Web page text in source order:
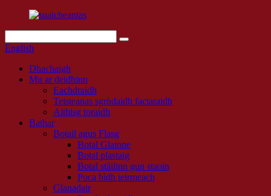
English
Dhachaigh
Mu ar deidhinn
Eachdraidh
Teisteanas sgrùdaidh factaraidh
Aithisg toraidh
Bathar
Botail agus Flasg
Botal Glainne
Botal plastaig
Botal stàilinn gun staoin
Poca bìdh teirmeach
Glanadair